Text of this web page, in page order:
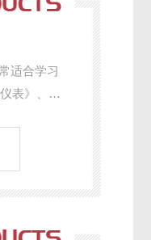
适合学习
表》、
与测试。